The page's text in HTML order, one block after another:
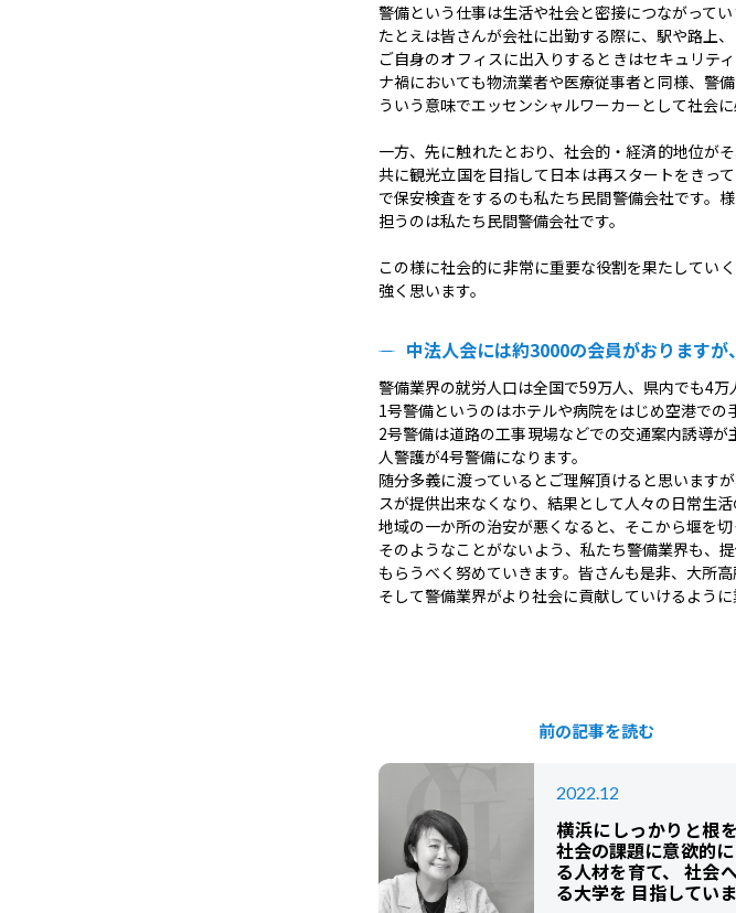
警備という仕事は生活や社会と密接につながってい
たとえは皆さんが会社に出勤する際に、駅や路上
ご自身のオフィスに出入りするときはセキュリテ
ナ禍においても物流業者や医療従事者と同様、警
ういう意味でエッセンシャルワーカーとして社会
一方、先に触れたとおり、社会的・経済的地位が
共に観光立国を目指して日本は再スタートをきっ
で保安検査をするのも私たち民間警備会社です。
担うのは私たち民間警備会社です。
この様に社会的に非常に重要な役割を果たしてい
強く思います。
中法人会には約3000の会員がおりますが
警備業界の就労人口は全国で59万人、県内でも4万
1号警備というのはホテルや病院をはじめ空港での
2号警備は道路の工事現場などでの交通案内誘導
人警護が4号警備になります。
随分多義に渡っているとご理解頂けると思います
スが提供出来なくなり、結果として人々の日常生
地域の一か所の治安が悪くなると、そこから堰を
そのようなことがないよう、私たち警備業界も、
もらうべく努めていきます。皆さんも是非、大所
そして警備業界がより社会に貢献していけるよう
前の記事を読む
2022.12
横浜にしっかりと根を
社会の課題に意欲的
る人材を育て、 社会
る大学を 目指してい